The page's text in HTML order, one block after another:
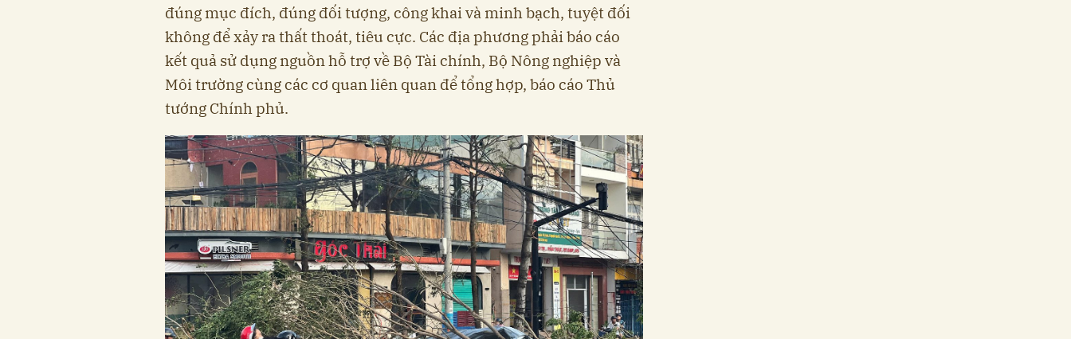
đúng mục đích, đúng đối tượng, công khai và minh bạch, tuyệt đối
không để xảy ra thất thoát, tiêu cực. Các địa phương phải báo cáo
kết quả sử dụng nguồn hỗ trợ về Bộ Tài chính, Bộ Nông nghiệp và
Môi trường cùng các cơ quan liên quan để tổng hợp, báo cáo Thủ
tướng Chính phủ.